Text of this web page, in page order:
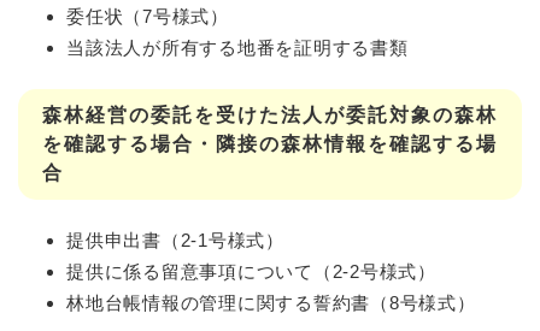
委任状（7号様式）
当該法人が所有する地番を証明する書類
森林経営の委託を受けた法人が委託対象の森林
を確認する場合・隣接の森林情報を確認する場
合
提供申出書（2-1号様式）
提供に係る留意事項について（2-2号様式）
林地台帳情報の管理に関する誓約書（8号様式）